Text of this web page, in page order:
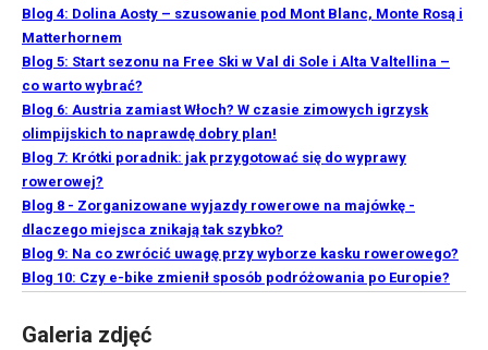
Blog 4: Dolina Aosty – szusowanie pod Mont Blanc, Monte Rosą i
Matterhornem
Blog 5: Start sezonu na Free Ski w Val di Sole i Alta Valtellina –
co warto wybrać?
Blog 6: Austria zamiast Włoch? W czasie zimowych igrzysk
olimpijskich to naprawdę dobry plan!
Blog 7: Krótki poradnik: jak przygotować się do wyprawy
rowerowej?
Blog 8 - Zorganizowane wyjazdy rowerowe na majówkę -
dlaczego miejsca znikają tak szybko?
Blog 9: Na co zwrócić uwagę przy wyborze kasku rowerowego?
Blog 10: Czy e-bike zmienił sposób podróżowania po Europie?
Galeria zdjęć